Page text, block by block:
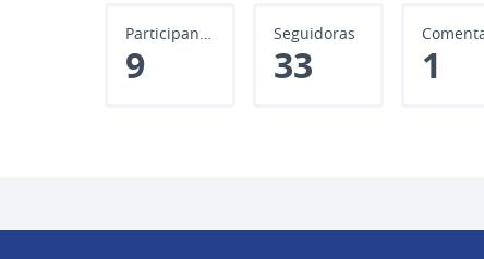
Participantes
9
Seguidoras
33 1